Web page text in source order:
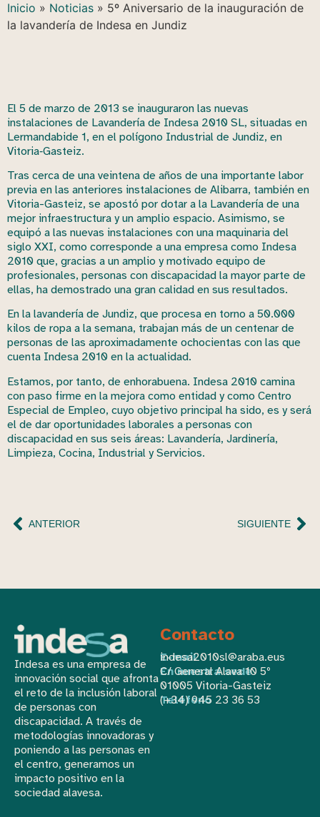
Inicio » Noticias » 5º Aniversario de la inauguración de
la lavandería de Indesa en Jundiz
El 5 de marzo de 2013 se inauguraron las nuevas
instalaciones de Lavandería de Indesa 2010 SL, situadas en
Lermandabide 1, en el polígono Industrial de Jundiz, en
Vitoria‑Gasteiz.
Tras cerca de una veintena de años de una importante labor
previa en las anteriores instalaciones de Alibarra, también en
Vitoria-Gasteiz, se apostó por dotar a la Lavandería de una
mejor infraestructura y un amplio espacio. Asimismo, se
equipó a las nuevas instalaciones con una maquinaria del
siglo XXI, como corresponde a una empresa como Indesa
2010 que, gracias a un amplio y motivado equipo de
profesionales, personas con discapacidad la mayor parte de
ellas, ha demostrado una gran calidad en sus resultados.
En la lavandería de Jundiz, que procesa en torno a 50.000
kilos de ropa a la semana, trabajan más de un centenar de
personas de las aproximadamente ochocientas con las que
cuenta Indesa 2010 en la actualidad.
Estamos, por tanto, de enhorabuena. Indesa 2010 camina
con paso firme en la mejora como entidad y como Centro
Especial de Empleo, cuyo objetivo principal ha sido, es y será
el de dar oportunidades laborales a personas con
discapacidad en sus seis áreas: Lavandería, Jardinería,
Limpieza, Cocina, Industrial y Servicios.
ANTERIOR SIGUIENTE
Indesa es una empresa de
innovación social que afronta
el reto de la inclusión laboral
de personas con
discapacidad. A través de
metodologías innovadoras y
poniendo a las personas en
el centro, generamos un
impacto positivo en la
sociedad alavesa.
Contacto
E-mail
indesa2010sl@araba.eus
En nuestra sede
C/ General Alava 10 5º
01005 Vitoria-Gasteiz
Teléfono
(+34) 945 23 36 53